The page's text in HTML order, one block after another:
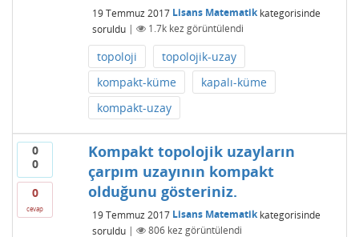
19 Temmuz 2017 Lisans Matematikkategorisinde
soruldu | 1.7kkez görüntülendi
topoloji
topolojik-uzay
kompakt-küme
kapalı-küme
kompakt-uzay
0
0
0
cevap
Kompakt topolojik uzayların
çarpım uzayının kompakt
olduğunu gösteriniz.
19 Temmuz 2017 Lisans Matematikkategorisinde
soruldu | 806kez görüntülendi